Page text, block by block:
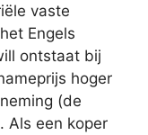
vaste
Engels
ontstaat bij
hoger
(de
Als een koper